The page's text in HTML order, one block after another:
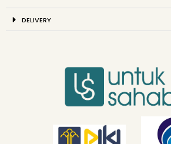
DELIVERY